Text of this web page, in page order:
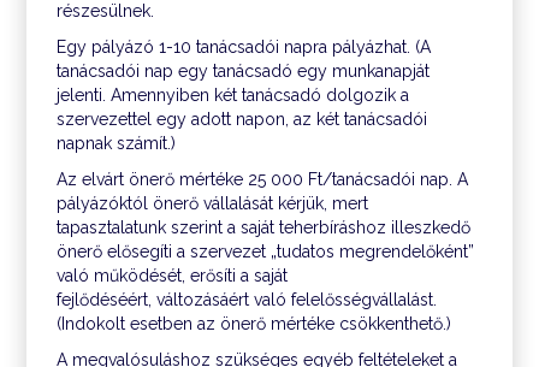
részesülnek.
Egy pályázó 1-10 tanácsadói napra pályázhat. (A
tanácsadói nap egy tanácsadó egy munkanapját
jelenti. Amennyiben két tanácsadó dolgozik a
szervezettel egy adott napon, az két tanácsadói
napnak számít.)
Az elvárt önerő mértéke 25 000 Ft/tanácsadói nap. A
pályázóktól önerő vállalását kérjük, mert
tapasztalatunk szerint a saját teherbíráshoz illeszkedő
önerő elősegíti a szervezet „tudatos megrendelőként”
való működését, erősíti a saját
fejlődéséért, változásáért való felelősségvállalást.
(Indokolt esetben az önerő mértéke csökkenthető.)
A megvalósuláshoz szükséges egyéb feltételeket a